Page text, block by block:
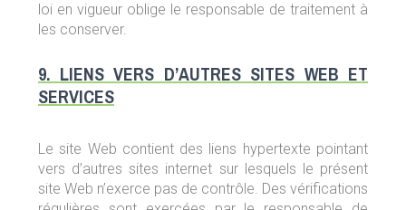
loi en vigueur oblige le responsable de traitement à
les conserver.
9. LIENS VERS D’AUTRES SITES WEB ET
SERVICES
Le site Web contient des liens hypertexte pointant
vers d’autres sites internet sur lesquels le présent
site Web n’exerce pas de contrôle. Des vérifications